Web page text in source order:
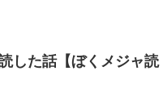
した話【ぼくメジャ読